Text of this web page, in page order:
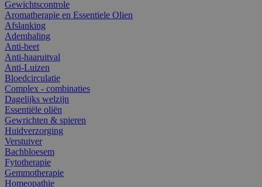
Gewichtscontrole
Aromatherapie en Essentiele Olien
Afslanking
Ademhaling
Anti-beet
Anti-haaruitval
Anti-Luizen
Bloedcirculatie
Complex - combinaties
Dagelijks welzijn
Essentiële oliën
Gewrichten & spieren
Huidverzorging
Verstuiver
Bachbloesem
Fytotherapie
Gemmotherapie
Homeopathie